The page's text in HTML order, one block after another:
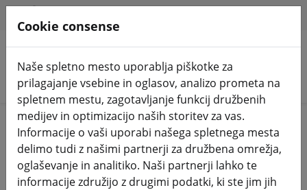
Iskanje izdelkov
Home Prodaja%
Cookie consense
Naše spletno mesto uporablja piškotke za
prilagajanje vsebine in oglasov, analizo prometa na
spletnem mestu, zagotavljanje funkcij družbenih
medijev in optimizacijo naših storitev za vas.
Informacije o vaši uporabi našega spletnega mesta
delimo tudi z našimi partnerji za družbena omrežja,
oglaševanje in analitiko. Naši partnerji lahko te
informacije združijo z drugimi podatki, ki ste jim jih